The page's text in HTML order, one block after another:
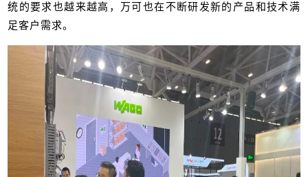
统的要求也越来越高，万可也在不断研发新的产品和技术满
足客户需求。